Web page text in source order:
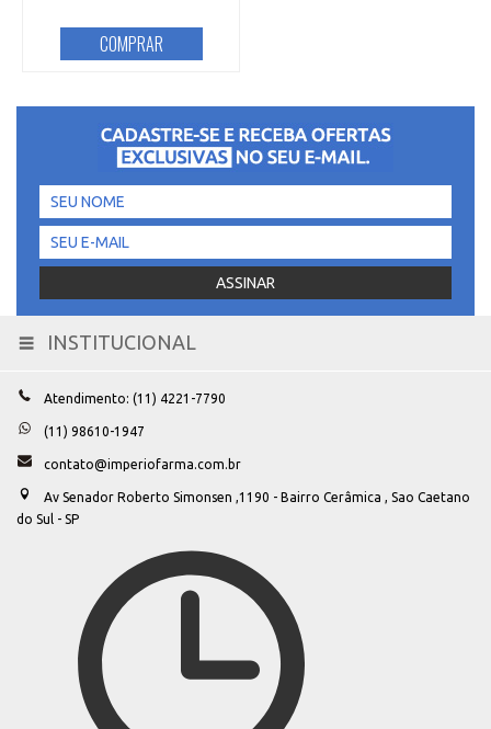
COMPRAR
Toggle
INSTITUCIONAL
Atendimento: (11) 4221-7790
(11) 98610-1947
contato@imperiofarma.com.br
Av Senador Roberto Simonsen ,1190 - Bairro Cerâmica , Sao Caetano
do Sul - SP